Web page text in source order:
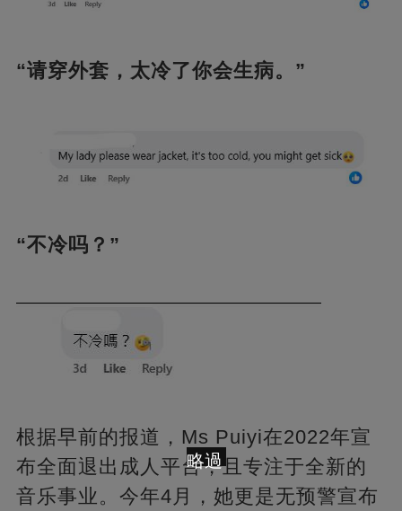
“请穿外套，太冷了你会生病。”
“不冷吗？”
根据早前的报道，Ms Puiyi在2022年宣
布全面退出成人平台，且专注于全新的
音乐事业。今年4月，她更是无预警宣布
略過